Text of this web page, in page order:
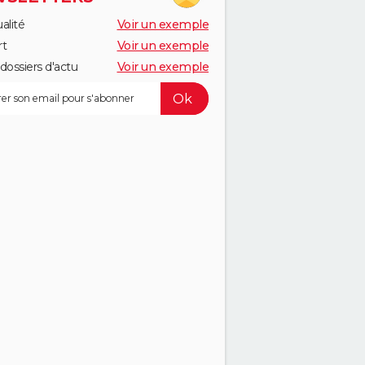
Voir un exemple
Voir un exemple
d'actu
Voir un exemple